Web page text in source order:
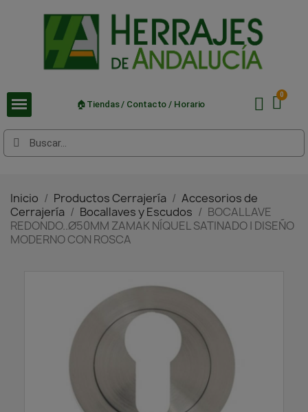
🏠Tiendas / Contacto / Horario
Inicio Productos Cerrajería
Accesorios de
Cerrajería
Bocallaves y Escudos
BOCALLAVE
REDONDO..Ø50MM ZAMAK NÍQUEL SATINADO | DISEÑO
MODERNO CON ROSCA